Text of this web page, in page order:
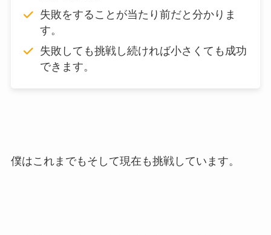
失敗をすることが当たり前だと分かりま
す。
失敗しても挑戦し続ければ小さくても成功
できます。
僕はこれまでもそして現在も挑戦しています。